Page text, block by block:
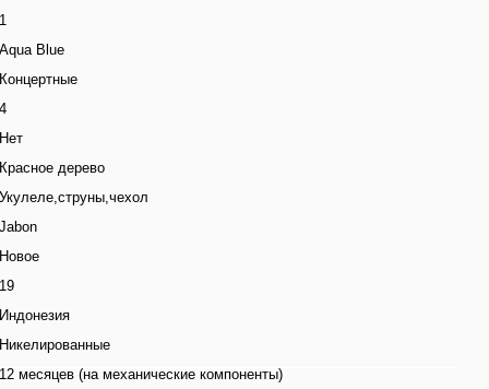
1
Aqua Blue
Концертные
4
Нет
Красное дерево
Укулеле,струны,чехол
Jabon
Новое
19
Индонезия
Никелированные
12 месяцев (на механические компоненты)